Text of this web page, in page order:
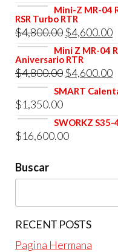
precio
original
era:
$4,800.00.
es:
Mini-Z MR-04
RSR Turbo RTR
$4,800.00 El
precio
original
era:
$4,800.00.
$4,600.00El
es:
Mini Z MR-04
Aniversario RTR
$4,800.00 El
precio
era:
$4,800.00.
$4,600.00El
SMART
$1,350.00
SWORKZ
$16,600.00
Buscar
RECENT POSTS
Pagina Hermana